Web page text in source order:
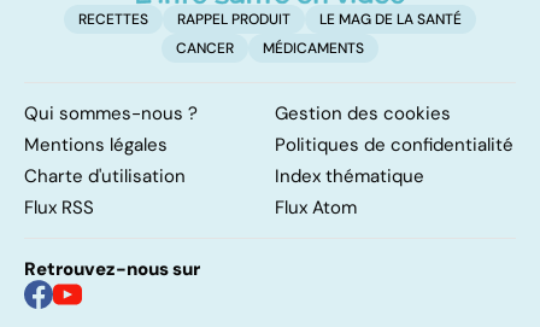
RECETTES RAPPEL PRODUIT
LE MAG DE LA SANTÉ
CANCER
MÉDICAMENTS
Qui sommes-nous ?
Gestion des cookies
Mentions légales
Politiques de confidentialité
Charte d'utilisation
Index thématique
Flux RSS
Flux Atom
Retrouvez-nous sur